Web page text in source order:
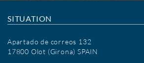
SITUATION
Apartado de correos 132
17800 Olot (Girona) SPAIN